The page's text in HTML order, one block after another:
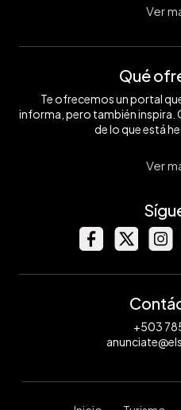
Ver
Qué
Te ofrecemos un portal
informa, pero también inspira.
de lo que está
Ver
+503